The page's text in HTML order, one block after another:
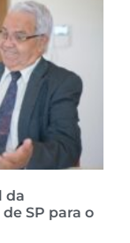
da
SP para o